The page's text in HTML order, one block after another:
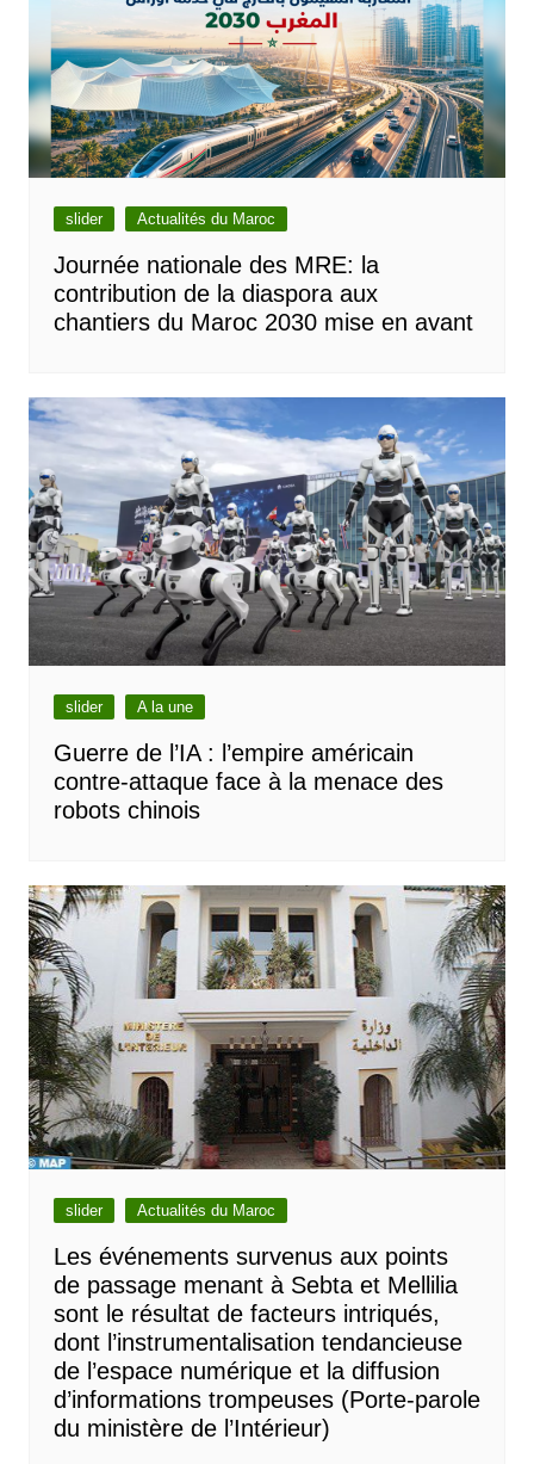
slider Actualités du Maroc
Journée nationale des MRE: la
contribution de la diaspora aux
chantiers du Maroc 2030 mise en avant
slider A la une
Guerre de l’IA : l’empire américain
contre-attaque face à la menace des
robots chinois
slider Actualités du Maroc
Les événements survenus aux points
de passage menant à Sebta et Mellilia
sont le résultat de facteurs intriqués,
dont l’instrumentalisation tendancieuse
de l’espace numérique et la diffusion
d’informations trompeuses (Porte-parole
du ministère de l’Intérieur)